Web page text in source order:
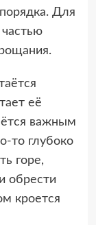
Для
её
важным
то глубоко
горе,
обрести
кроется